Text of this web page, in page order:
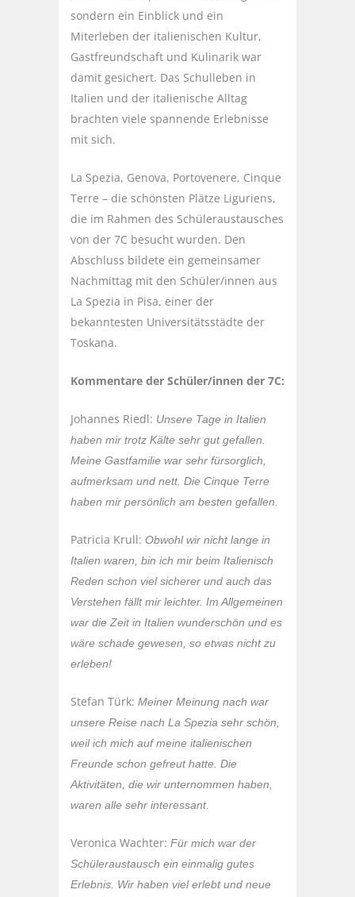
sondern ein Einblick und ein
Miterleben der italienischen Kultur,
Gastfreundschaft und Kulinarik war
damit gesichert. Das Schulleben in
Italien und der italienische Alltag
brachten viele spannende Erlebnisse
mit sich.
La Spezia, Genova, Portovenere, Cinque
Terre – die schönsten Plätze Liguriens,
die im Rahmen des Schüleraustausches
von der 7C besucht wurden. Den
Abschluss bildete ein gemeinsamer
Nachmittag mit den Schüler/innen aus
La Spezia in Pisa, einer der
bekanntesten Universitätsstädte der
Toskana.
Kommentare der Schüler/innen der 7C:
Johannes Riedl: Unsere Tage in Italien
haben mir trotz Kälte sehr gut gefallen.
Meine Gastfamilie war sehr fürsorglich,
aufmerksam und nett. Die Cinque Terre
haben mir persönlich am besten gefallen.
Patricia Krull: Obwohl wir nicht lange in
Italien waren, bin ich mir beim Italienisch
Reden schon viel sicherer und auch das
Verstehen fällt mir leichter. Im Allgemeinen
war die Zeit in Italien wunderschön und es
wäre schade gewesen, so etwas nicht zu
erleben!
Stefan Türk: Meiner Meinung nach war
unsere Reise nach La Spezia sehr schön,
weil ich mich auf meine italienischen
Freunde schon gefreut hatte. Die
Aktivitäten, die wir unternommen haben,
waren alle sehr interessant.
Veronica Wachter: Für mich war der
Schüleraustausch ein einmalig gutes
Erlebnis. Wir haben viel erlebt und neue